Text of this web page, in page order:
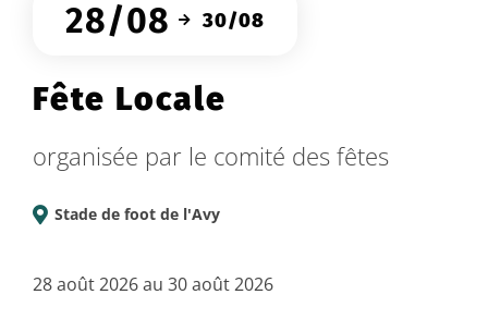
28/08 30/08
Fête Locale
organisée par le comité des fêtes
Lieu
Stade de foot de l'Avy
28 août 2026 au 30 août 2026